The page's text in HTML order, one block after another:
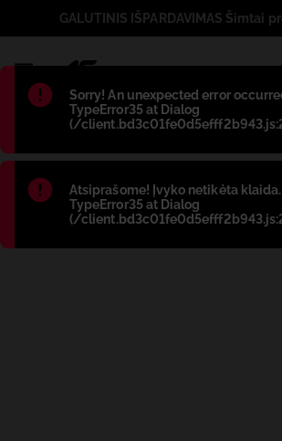
Błąd:
Sorry! An unexpected error
TypeError35 at Dialog
(/
Błąd:
Atsiprašome! Įvyko netikėta
TypeError35 at Dialog
(/
GALUTINIS IŠPARDAVIMAS Šimtai